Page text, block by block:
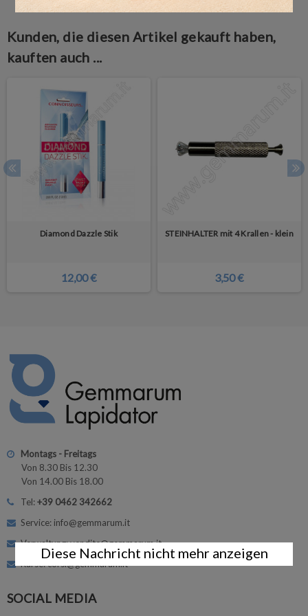
Kunden, die diesen Artikel gekauft haben,
kauften auch ...
Diamond Dazzle Stik
12,00 €
STEINHALTER mit 4 Krallen - klein
3,50 €
Montags - Freitags
Von 8.30 Bis 12.30
Von 14.00 Bis 18.00
Tel:+39 0462 342662
Service: info@gemmarum.it
Verwaltung: vendite@gemmarum.it
Kurse: corsi@gemmarum.it
SOCIAL MEDIA
Diese Nachricht nicht mehr anzeigen